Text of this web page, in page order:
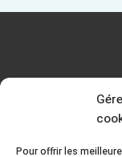
Pour offrir les